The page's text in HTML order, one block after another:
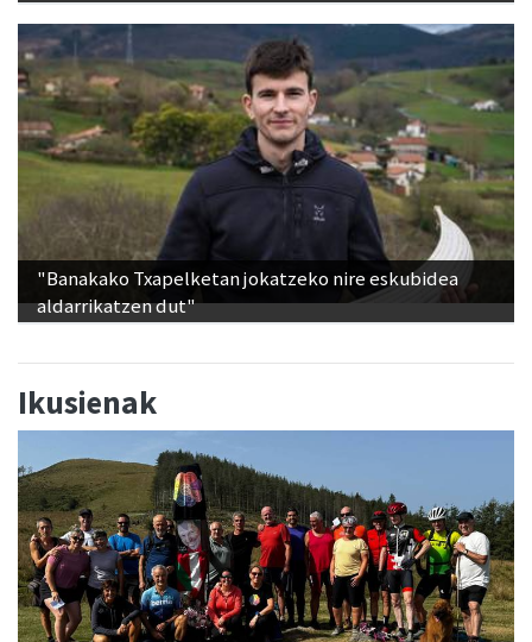
"Banakako Txapelketan jokatzeko nire eskubidea
aldarrikatzen dut"
Ikusienak